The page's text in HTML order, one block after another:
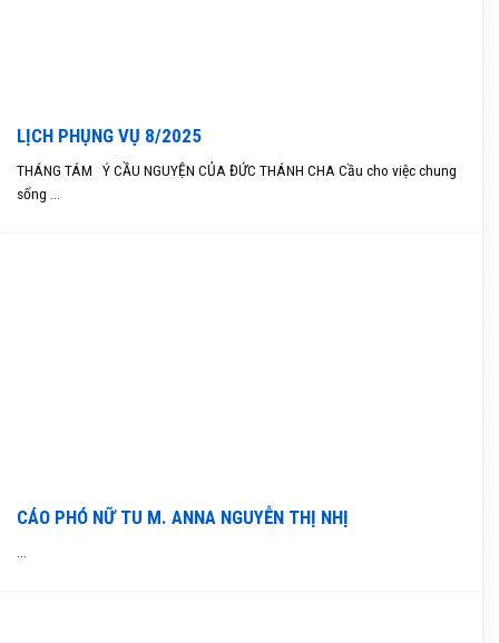
LỊCH PHỤNG VỤ 8/2025
THÁNG TÁM Ý CẦU NGUYỆN CỦA ĐỨC THÁNH CHA Cầu cho việc chung
sống ...
CÁO PHÓ NỮ TU M. ANNA NGUYỄN THỊ NHỊ